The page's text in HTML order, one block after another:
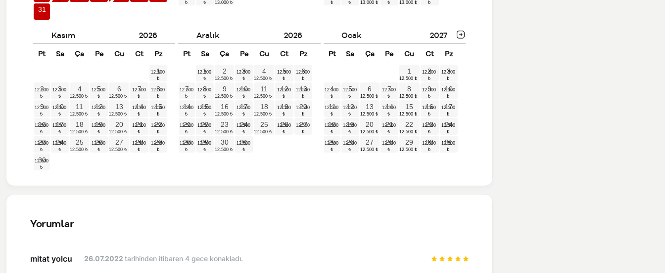
31
Kasım 2026
Pt Sa Ça Pe Cu Ct Pz
1
2 3 4 5 6 7 8
9 10 11 12 13 14 15
16 17 18 19 20 21 22
23 24 25 26 27 28 29
30
Aralık 2026
Pt Sa Ça Pe Cu Ct Pz
1 2 3 4 5 6
7 8 9 10 11 12 13
14 15 16 17 18 19 20
21 22 23 24 25 26 27
28 29 30 31
Ocak 2027
Pt Sa Ça Pe Cu Ct Pz
1 2 3
4 5 6 7 8 9 10
11 12 13 14 15 16 17
18 19 20 21 22 23 24
25 26 27 28 29 30 31
Yorumlar
mitat yolcu 26.07.2022 tarihinden itibaren 4 gece konakladı.